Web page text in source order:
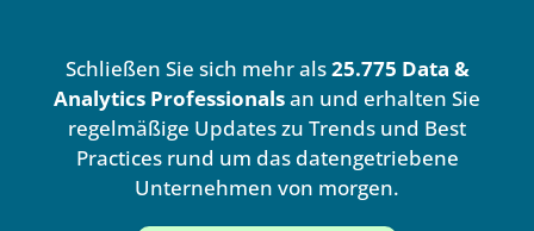
i
n
e
Schließen Sie sich mehr als25.775 Data &
Analytics Professionalsan und erhalten Sie
regelmäßige Updates zu Trends und Best
Practices rund um das datengetriebene
Unternehmen von morgen.